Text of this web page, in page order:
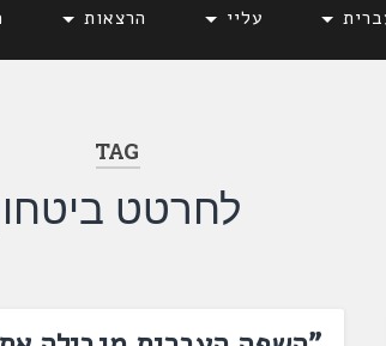
עליי הרצאות
TAG
לחרטט